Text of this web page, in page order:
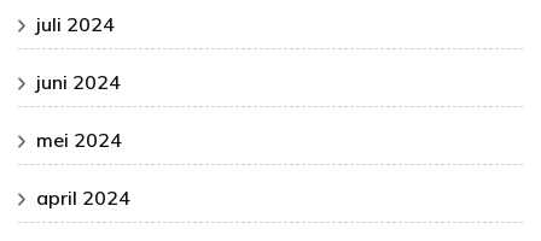
juli 2024
juni 2024
mei 2024
april 2024